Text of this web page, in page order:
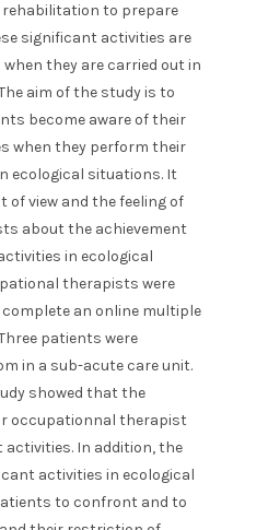
to prepare
significant activities are
they are carried out in
aim of the study is to
become aware of their
when they perform their
ecological situations. It
of view and the feeling of
about the achievement
in ecological
therapists were
an online multiple
patients were
in a sub-acute care unit.
showed that the
occupationnal therapist
In addition, the
activities in ecological
to confront and to